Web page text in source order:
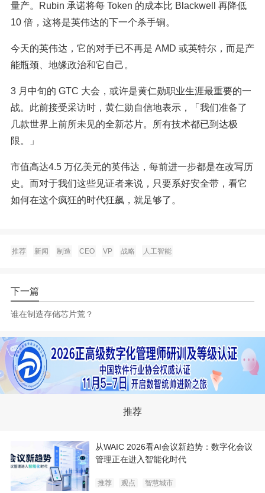
量产。Rubin 承诺将每 Token 的成本比 Blackwell 再降低
10 倍，这将是英伟达的下一个杀手锏。
今天的英伟达，它的对手已不再是 AMD 或英特尔，而是产
能瓶颈、地缘政治和它自己。
3 月中旬的 GTC 大会，或许是黄仁勋职业生涯最重要的一
战。此前接受采访时，黄仁勋自信地表示，「我们准备了
几款世界上前所未见的全新芯片。所有技术都已到达极
限。」
市值高达4.5 万亿美元的英伟达，每前进一步都是在改写历
史。而对于我们这些见证者来说，只要系好安全带，看它
如何在这个疯狂的时代狂飙，就足够了。
推荐 新闻 制造 CEO VP 战略 人工智能
下一篇
谁在制造存储芯片荒？
推荐
从WAIC 2026看AI会议新趋势：数字化会议
管理正在进入智能化时代
推荐 观点 智慧城市